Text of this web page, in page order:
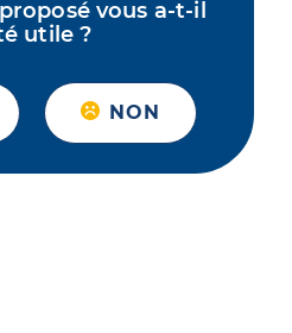
vous a-t-il
utile ?
NON